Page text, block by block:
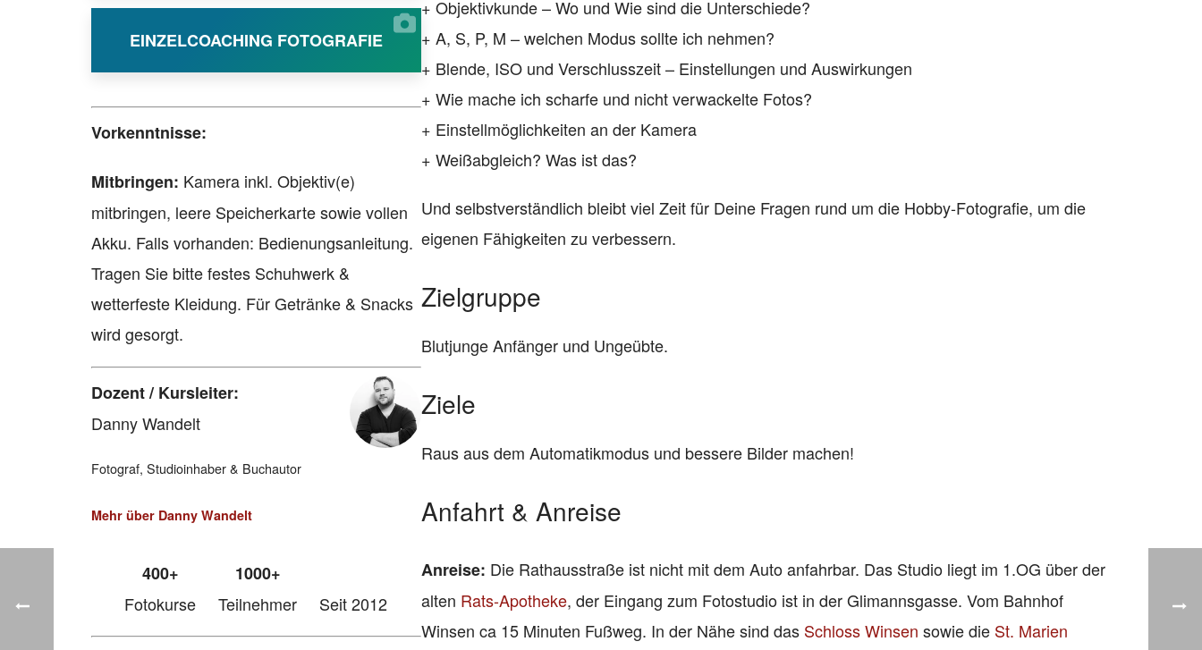
EINZELCOACHING FOTOGRAFIE
Vorkenntnisse:
Mitbringen: Kamera inkl. Objektiv(e)
mitbringen, leere Speicherkarte sowie vollen
Akku. Falls vorhanden: Bedienungsanleitung.
Tragen Sie bitte festes Schuhwerk &
wetterfeste Kleidung. Für Getränke & Snacks
wird gesorgt.
Dozent / Kursleiter:
Danny Wandelt
Fotograf, Studioinhaber & Buchautor
Mehr über Danny Wandelt
400+
Fotokurse
1000+
Teilnehmer
Seit 2012
+ Objektivkunde – Wo und Wie sind die Unterschiede?
+ A, S, P, M – welchen Modus sollte ich nehmen?
+ Blende, ISO und Verschlusszeit – Einstellungen und Auswirkungen
+ Wie mache ich scharfe und nicht verwackelte Fotos?
+ Einstellmöglichkeiten an der Kamera
+ Weißabgleich? Was ist das?
Und selbstverständlich bleibt viel Zeit für Deine Fragen rund um die Hobby-Fotografie, um die
eigenen Fähigkeiten zu verbessern.
Zielgruppe
Blutjunge Anfänger und Ungeübte.
Ziele
Raus aus dem Automatikmodus und bessere Bilder machen!
Anfahrt & Anreise
Anreise: Die Rathausstraße ist nicht mit dem Auto anfahrbar. Das Studio liegt im 1.OG über der
alten Rats-Apotheke, der Eingang zum Fotostudio ist in der Glimannsgasse. Vom Bahnhof
Winsen ca 15 Minuten Fußweg. In der Nähe sind das Schloss Winsen sowie die St. Marien